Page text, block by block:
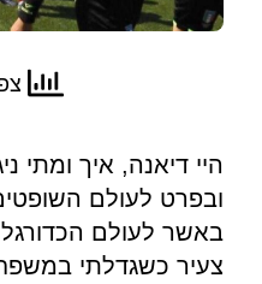
היי דיאנה, איך ומתי
ובפרט לעולם
באשר לעולם
צעיר כשגדלתי